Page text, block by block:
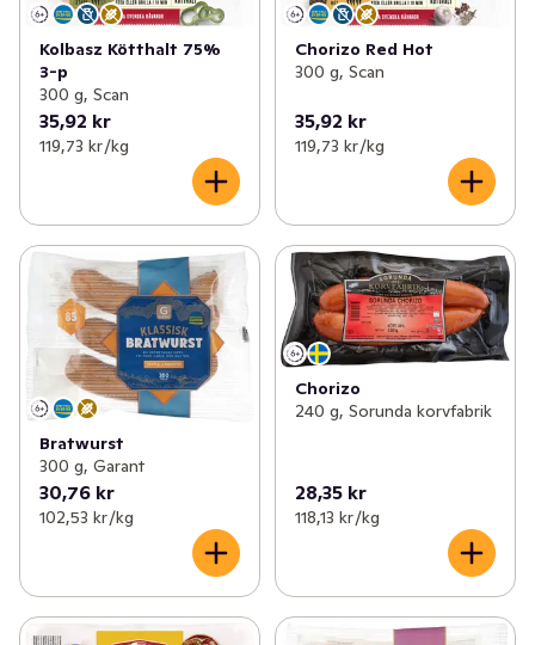
Kolbasz Kötthalt 75%
3-p
300 g, Scan
35,92 kr
119,73 kr /kg
Chorizo Red Hot
300 g, Scan
35,92 kr
119,73 kr /kg
Bratwurst
300 g, Garant
30,76 kr
102,53 kr /kg
Chorizo
240 g, Sorunda korvfabrik
28,35 kr
118,13 kr /kg